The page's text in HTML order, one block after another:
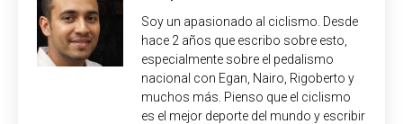
Soy un apasionado al ciclismo. Desde
hace 2 años que escribo sobre esto,
especialmente sobre el pedalismo
nacional con Egan, Nairo, Rigoberto y
muchos más. Pienso que el ciclismo
es el mejor deporte del mundo y escribir